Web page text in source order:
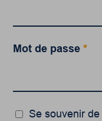
Mot de passe*
Se souvenir de